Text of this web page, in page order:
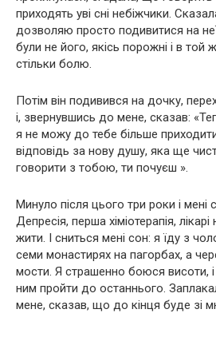
приходять уві сні небіжчики.
дозволяю просто подивитися на
були не його, якісь порожні і в той
стільки болю.
Потім він подивився на дочку,
і, звернувшись до мене, сказав:
я не можу до тебе більше
відповідь за нову душу, яка ще
говорити з тобою, ти почуєш ».
Минуло після цього три роки і мені
Депресія, перша хіміотерапія,
жити. І сниться мені сон: я їду з
семи монастирях на пагорбах, а
мости. Я страшенно боюся висоти,
ним пройти до останнього.
мене, сказав, що до кінця буде зі